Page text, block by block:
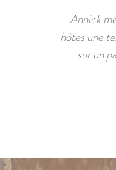
Annick
hôtes une
sur un